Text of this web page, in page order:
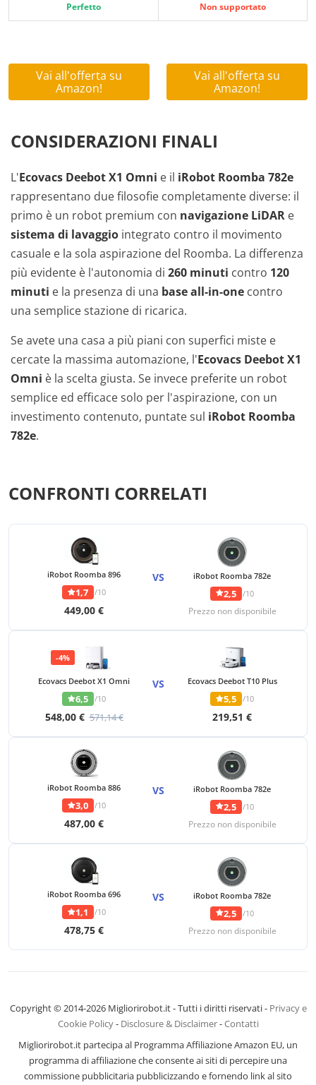
Perfetto Non supportato
Vai all'offerta su
Amazon!
Vai all'offerta su
Amazon!
CONSIDERAZIONI FINALI
L'Ecovacs Deebot X1 Omni e il iRobot Roomba 782e
rappresentano due filosofie completamente diverse: il
primo è un robot premium con navigazione LiDAR e
sistema di lavaggio integrato contro il movimento
casuale e la sola aspirazione del Roomba. La differenza
più evidente è l'autonomia di 260 minuti contro 120
minuti e la presenza di una base all-in-one contro
una semplice stazione di ricarica.
Se avete una casa a più piani con superfici miste e
cercate la massima automazione, l'Ecovacs Deebot X1
Omni è la scelta giusta. Se invece preferite un robot
semplice ed efficace solo per l'aspirazione, con un
investimento contenuto, puntate sul iRobot Roomba
782e.
CONFRONTI CORRELATI
iRobot Roomba 896
1,7 /10
449,00 €
VS iRobot Roomba 782e
2,5 /10
Prezzo non disponibile
-4%
Ecovacs Deebot X1 Omni
6,5 /10
548,00 € 571,14 €
VS Ecovacs Deebot T10 Plus
5,5 /10
219,51 €
iRobot Roomba 886
3,0 /10
487,00 €
VS iRobot Roomba 782e
2,5 /10
Prezzo non disponibile
iRobot Roomba 696
1,1 /10
478,75 €
VS iRobot Roomba 782e
2,5 /10
Prezzo non disponibile
Copyright © 2014-2026 Migliorirobot.it - Tutti i diritti riservati - Privacy e
Cookie Policy- Disclosure & Disclaimer-Contatti
Migliorirobot.it partecipa al Programma Affiliazione Amazon EU, un
programma di affiliazione che consente ai siti di percepire una
commissione pubblicitaria pubblicizzando e fornendo link al sito